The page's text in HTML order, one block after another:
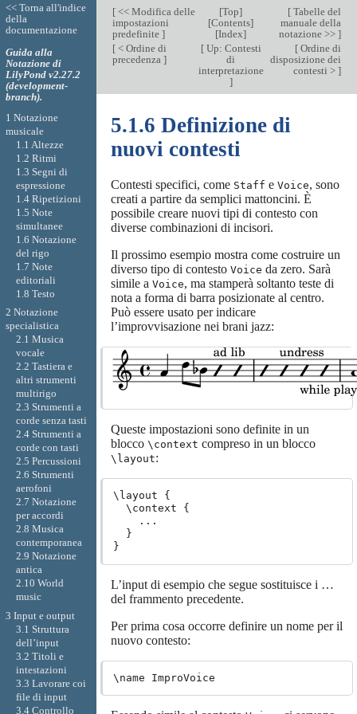
[<< Modifica delle
impostazioni
predefinite ]
[Top]
[Contents]
[Index]
[Tabelle del
manuale della
notazione >> ]
[< Ordine di
precedenza ]
[Up: Contesti
di
interpretazione
]
[Ordine di
disposizione dei
contesti > ]
5.1.6 Definizione di
nuovi contesti
Contesti specifici, come Staff e Voice, sono
creati a partire da semplici mattoncini. È
possibile creare nuovi tipi di contesto con
diverse combinazioni di incisori.
Il prossimo esempio mostra come costruire un
diverso tipo di contesto Voice da zero. Sarà
simile a Voice, ma stamperà soltanto teste di
nota a forma di barra posizionate al centro.
Può essere usato per indicare
l’improvvisazione nei brani jazz:
Queste impostazioni sono definite in un
blocco \context compreso in un blocco
\layout:
\layout {
  \context {
    ...
  }
L’input di esempio che segue sostituisce i …
del frammento precedente.
Per prima cosa occorre definire un nome per il
nuovo contesto:
<< Torna all'indice
della
documentazione
Guida alla
Notazione di
LilyPond v2.27.2
(development-
branch).
1 Notazione
musicale
1.1 Altezze
1.2 Ritmi
1.3 Segni di
espressione
1.4 Ripetizioni
1.5 Note
simultanee
1.6 Notazione
del rigo
1.7 Note
editoriali
1.8 Testo
2 Notazione
specialistica
2.1 Musica
vocale
2.2 Tastiera e
altri strumenti
multirigo
2.3 Strumenti a
corde senza tasti
2.4 Strumenti a
corde con tasti
2.5 Percussioni
2.6 Strumenti
aerofoni
2.7 Notazione
per accordi
2.8 Musica
contemporanea
2.9 Notazione
antica
2.10 World
music
3 Input e output
3.1 Struttura
dell’input
3.2 Titoli e
intestazioni
3.3 Lavorare coi
file di input
3.4 Controllo